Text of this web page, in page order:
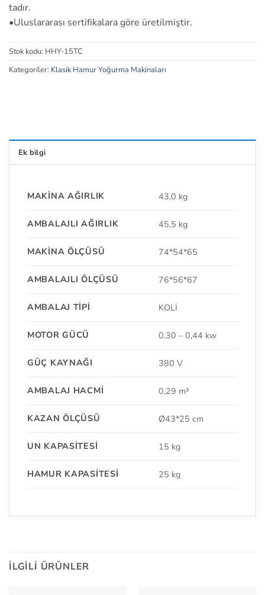
tadır.
•Uluslararası sertifikalara göre üretilmiştir.
Stok kodu: HHY-15TC
Kategoriler: Klasik Hamur Yoğurma Makinaları
Ek bilgi
MAKINA AĞIRLIK 43,0 kg
AMBALAJLI AĞIRLIK 45,5 kg
MAKINA ÖLÇÜSÜ 74*54*65
AMBALAJLI ÖLÇÜSÜ 76*56*67
AMBALAJ TIPI KOLİ
MOTOR GÜCÜ 0,30 – 0,44 kw
GÜÇ KAYNAĞI 380 V
AMBALAJ HACMI 0,29 m³
KAZAN ÖLÇÜSÜ Ø43*25 cm
UN KAPASITESI 15 kg
HAMUR KAPASITESI 25 kg
İLGILI ÜRÜNLER